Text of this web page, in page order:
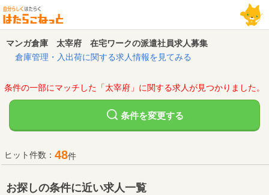
マンガ倉庫 太宰府 在宅ワークの派遣社員求人募集
倉庫管理・入出荷に関する求人情報を見てみる
条件の一部にマッチした「太宰府」に関する求人が見つかりました。
条件を変更する
ヒット件数： 48件
お探しの条件に近い求人一覧